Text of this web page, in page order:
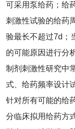
可采用泵给药；给
刺激性试验的给药
验最长不超过7d；
的可能原因进行分
制剂刺激性研究中
式、给药频率设计
针对所有可能的给
分临床拟用给药方